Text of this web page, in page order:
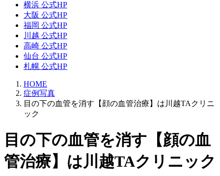
横浜 公式HP
大阪 公式HP
福岡 公式HP
川越 公式HP
高崎 公式HP
仙台 公式HP
札幌 公式HP
HOME
症例写真
目の下の血管を消す【顔の血管治療】は川越TAクリニ
ック
目の下の血管を消す【顔の血
管治療】は川越TAクリニック